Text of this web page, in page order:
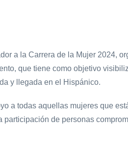
a la Carrera de la Mujer 2024,
que tiene como objetivo
y llegada en el Hispánico.
a todas aquellas mujeres que
de personas